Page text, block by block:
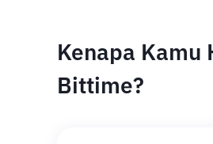
Kenapa Kamu
Bittime?